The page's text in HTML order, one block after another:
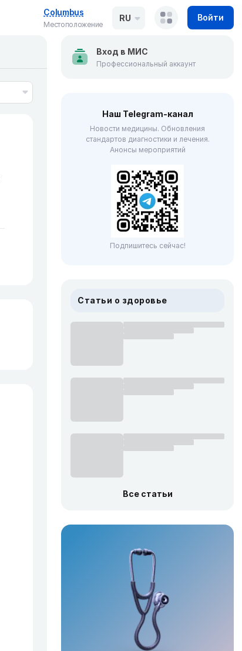
Columbus
Местоположение
RU Войти
Вход в МИС
Профессиональный аккаунт
Наш Telegram-канал
Новости медицины. Обновления
стандартов диагностики и лечения.
Анонсы мероприятий
Подпишитесь сейчас!
Статьи о здоровье
Все статьи